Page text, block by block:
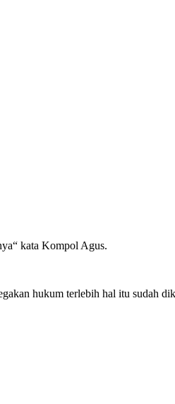
kata Kompol Agus.
hukum terlebih hal itu sudah